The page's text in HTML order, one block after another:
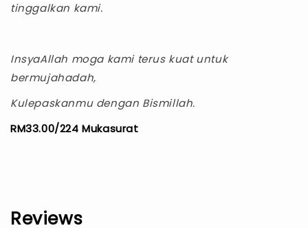
tinggalkan kami.
InsyaAllah moga kami terus kuat untuk
bermujahadah,
Kulepaskanmu dengan Bismillah.
RM33.00/224 Mukasurat
Reviews